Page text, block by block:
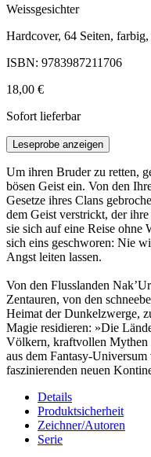
Weissgesichter
Hardcover, 64 Seiten,
ISBN: 9783987211706
18,00 €
Sofort lieferbar
Leseprobe anzeigen
Um ihren Bruder zu retten,
bösen Geist ein. Von den
Gesetze ihres Clans
dem Geist verstrickt, der
sie sich auf eine Reise ohne
sich eins geschworen: Nie
Angst leiten lassen.
Von den Flusslanden
Zentauren, von den
Heimat der Dunkelzwerge,
Magie residieren: »Die
Völkern, kraftvollen Mythen
aus dem Fantasy-
faszinierenden neuen
Details
Produktsicherheit
Zeichner/Autoren
Serie